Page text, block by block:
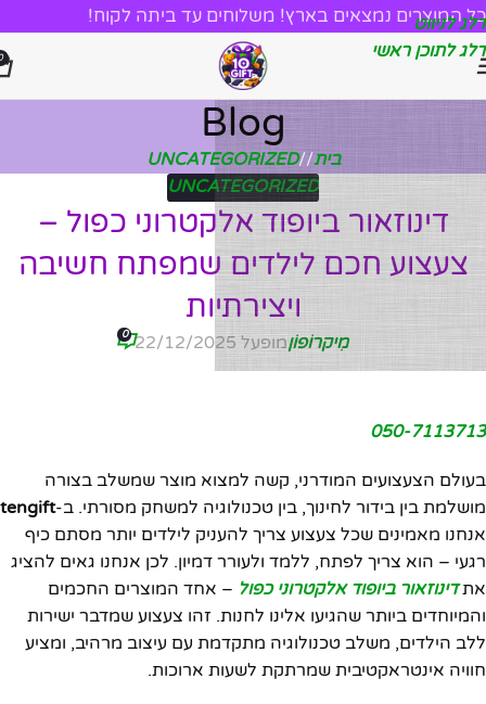
דלג לניווט
דלג לתוכן ראשי
כל המוצרים נמצאים בארץ! משלוחים עד ביתה לקוח!
Blog
בית/
UNCATEGORIZED
UNCATEGORIZED
דינוזאור ביופוד אלקטרוני כפול –
צעצוע חכם לילדים שמפתח חשיבה
ויצירתיות
מִיקרוֹפוֹןמופעל 22/12/2025 0
050-7113713
בעולם הצעצועים המודרני, קשה למצוא מוצר שמשלב בצורה
מושלמת בין בידור לחינוך, בין טכנולוגיה למשחק מסורתי. ב-tengift
אנחנו מאמינים שכל צעצוע צריך להעניק לילדים יותר מסתם כיף
רגעי – הוא צריך לפתח, ללמד ולעורר דמיון. לכן אנחנו גאים להציג
אתדינוזאור ביופוד אלקטרוני כפול – אחד המוצרים החכמים
והמיוחדים ביותר שהגיעו אלינו לחנות. זהו צעצוע שמדבר ישירות
ללב הילדים, משלב טכנולוגיה מתקדמת עם עיצוב מרהיב, ומציע
חוויה אינטראקטיבית שמרתקת לשעות ארוכות.